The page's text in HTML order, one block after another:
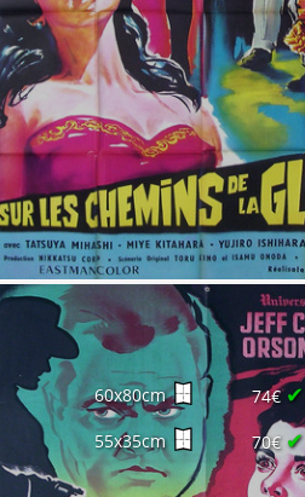
60x80cm 74€✔
55x35cm 70€ ✔